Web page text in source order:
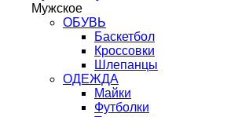
Мужское
ОБУВЬ
Баскетбол
Кроссовки
Шлепанцы
ОДЕЖДА
Майки
Футболки